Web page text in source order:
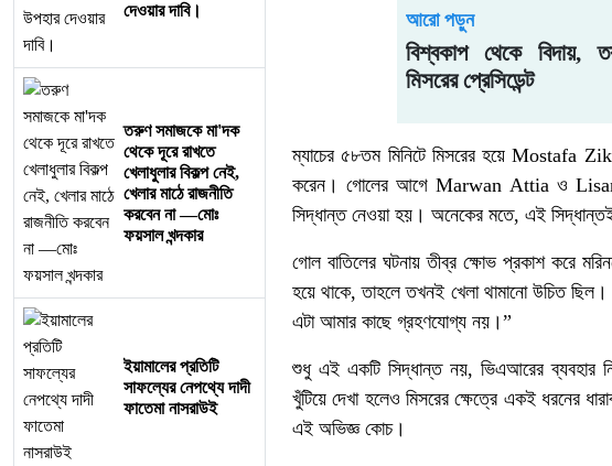
দেওয়ার দাবি।
তরুণ সমাজকে মা'দক
থেকে দূরে রাখতে
খেলাধুলার বিকল্প নেই,
খেলার মাঠে রাজনীতি
করবেন না —মোঃ
ফয়সাল খন্দকার
ইয়ামালের প্রতিটি
সাফল্যের নেপথ্যে দাদী
ফাতেমা নাসরাউই
আরো পড়ুন
বিশ্বকাপ থেকে বিদায়,
মিসরের প্রেসিডেন্ট
ম্যাচের ৫৮তম মিনিটে মিসরের হয়ে Mostafa
করেন। গোলের আগে Marwan Attia ও
সিদ্ধান্ত নেওয়া হয়। অনেকের মতে, এই
গোল বাতিলের ঘটনায় তীব্র ক্ষোভ প্রকাশ করে
হয়ে থাকে, তাহলে তখনই খেলা থামানো উচিত
এটা আমার কাছে গ্রহণযোগ্য নয়।”
শুধু এই একটি সিদ্ধান্ত নয়, ভিএআরের ব্যবহার
খুঁটিয়ে দেখা হলেও মিসরের ক্ষেত্রে একই ধরনের
এই অভিজ্ঞ কোচ।